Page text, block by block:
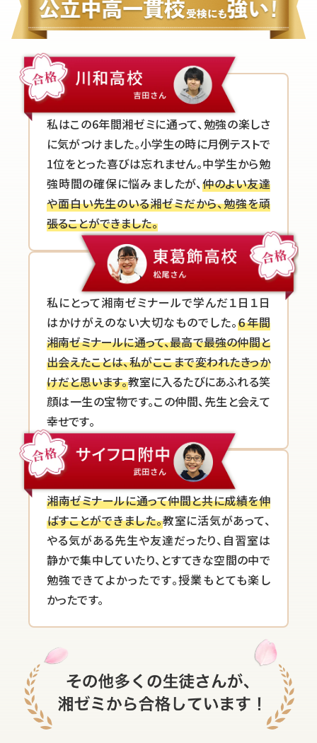
私はこの6年間湘ゼミに通って、勉強の楽しさ
に気がつけました。小学生の時に月例テストで
1位をとった喜びは忘れません。中学生から勉
強時間の確保に悩みましたが、仲のよい友達
や面白い先生のいる湘ゼミだから、勉強を頑
張ることができました。
私にとって湘南ゼミナールで学んだ１日１日
はかけがえのない大切なものでした。６年間
湘南ゼミナールに通って、最高で最強の仲間と
出会えたことは、私がここまで変われたきっか
けだと思います。教室に入るたびにあふれる笑
顔は一生の宝物です。この仲間、先生と会えて
幸せです。
湘南ゼミナールに通って仲間と共に成績を伸
ばすことができました。教室に活気があって、
やる気がある先生や友達だったり、自習室は
静かで集中していたり、とすてきな空間の中で
勉強できてよかったです。授業もとても楽し
かったです。